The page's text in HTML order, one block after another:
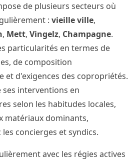
de plusieurs secteurs où
: vieille ville,
, Mett, Vingelz, Champagne.
particularités en termes de
de composition
et d'exigences des copropriétés.
interventions en
selon les habitudes locales,
matériaux dominants,
concierges et syndics.
avec les régies actives